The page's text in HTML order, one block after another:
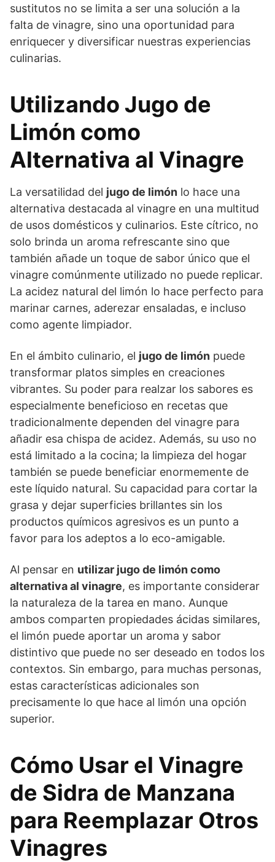
sustitutos no se limita a ser una solución a la
falta de vinagre, sino una oportunidad para
enriquecer y diversificar nuestras experiencias
culinarias.
Utilizando Jugo de
Limón como
Alternativa al Vinagre
La versatilidad del jugo de limón lo hace una
alternativa destacada al vinagre en una multitud
de usos domésticos y culinarios. Este cítrico, no
solo brinda un aroma refrescante sino que
también añade un toque de sabor único que el
vinagre comúnmente utilizado no puede replicar.
La acidez natural del limón lo hace perfecto para
marinar carnes, aderezar ensaladas, e incluso
como agente limpiador.
En el ámbito culinario, el jugo de limón puede
transformar platos simples en creaciones
vibrantes. Su poder para realzar los sabores es
especialmente beneficioso en recetas que
tradicionalmente dependen del vinagre para
añadir esa chispa de acidez. Además, su uso no
está limitado a la cocina; la limpieza del hogar
también se puede beneficiar enormemente de
este líquido natural. Su capacidad para cortar la
grasa y dejar superficies brillantes sin los
productos químicos agresivos es un punto a
favor para los adeptos a lo eco-amigable.
Al pensar en utilizar jugo de limón como
alternativa al vinagre, es importante considerar
la naturaleza de la tarea en mano. Aunque
ambos comparten propiedades ácidas similares,
el limón puede aportar un aroma y sabor
distintivo que puede no ser deseado en todos los
contextos. Sin embargo, para muchas personas,
estas características adicionales son
precisamente lo que hace al limón una opción
superior.
Cómo Usar el Vinagre
de Sidra de Manzana
para Reemplazar Otros
Vinagres